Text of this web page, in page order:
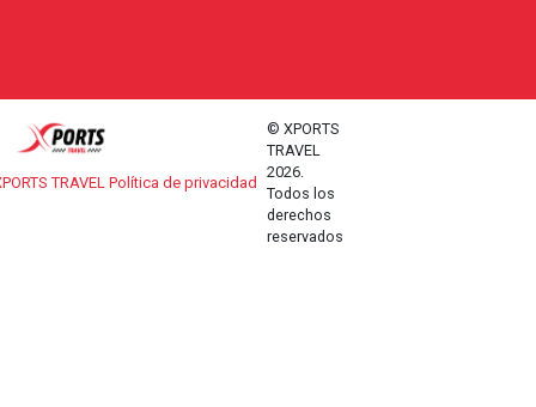
TRAVEL Política de privacidad
© XPORTS
TRAVEL
2026.
Todos los
derechos
reservados